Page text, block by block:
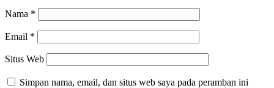
Nama *
Email *
Situs Web
Simpan nama, email, dan situs web saya pada peramban ini